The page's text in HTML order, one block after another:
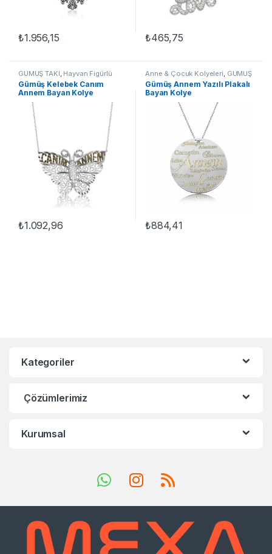
₺1.956,15 ₺465,75
GÜMÜŞ TAKI Hayvan Figürlü
Kolyeler ,Kadın Kolyeleri,
Kelebek Kolyeler,Kolye
Gümüş Kelebek Canım
Annem Bayan Kolye
₺1.092,96
Anne & Çocuk Kolyeleri GÜMÜŞ
TAKI Kadın Kolyeleri Kolye
Gümüş Annem Yazılı Plakalı
Bayan Kolye
₺884,41
Kategoriler
Çözümlerimiz
Kurumsal